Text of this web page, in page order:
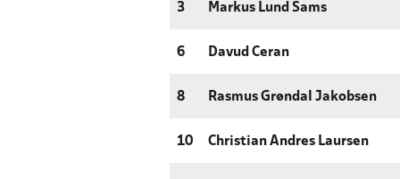
3 Markus Lund Sams
6 Davud Ceran
8 Rasmus Grøndal Jakobsen
10 Christian Andres Laursen